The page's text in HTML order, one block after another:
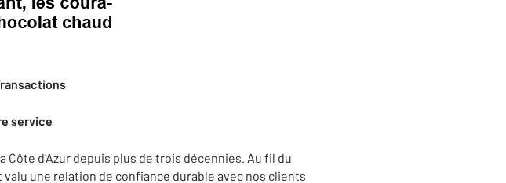
service
Côte d’Azur depuis plus de trois décennies. Au fil du
une relation de confiance durable avec nos clients